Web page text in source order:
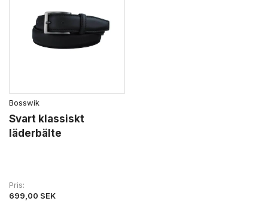
Bosswik
Svart klassiskt
läderbälte
Pris
699,00 SEK